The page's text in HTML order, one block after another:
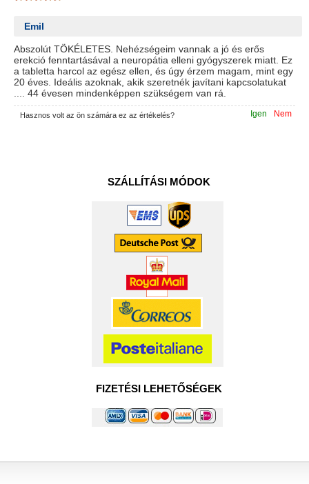
Emil
Abszolút TÖKÉLETES. Nehézségeim vannak a jó és erős
erekció fenntartásával a neuropátia elleni gyógyszerek miatt. Ez
a tabletta harcol az egész ellen, és úgy érzem magam, mint egy
20 éves. Ideális azoknak, akik szeretnék javítani kapcsolatukat
.... 44 évesen mindenképpen szükségem van rá.
Nem
Igen
Hasznos volt az ön számára ez az értékelés?
FIZETÉSI LEHETŐSÉGEK
SZÁLLÍTÁSI MÓDOK